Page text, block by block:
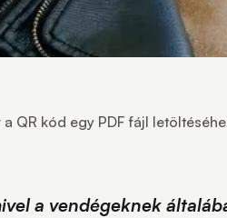
QR kód egy PDF fájl
a vendégeknek